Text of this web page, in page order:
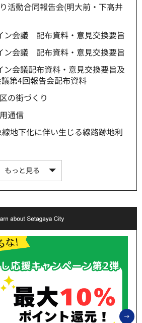
活動合同報告会(明大前・下高井
ン会議 配布資料・意見交換要旨
ン会議 配布資料・意見交換要旨
ン会議配布資料・意見交換要旨及
第4回報告会配布資料
の街づくり
通信
地下化に伴い生じる線路跡地利
もっと見る